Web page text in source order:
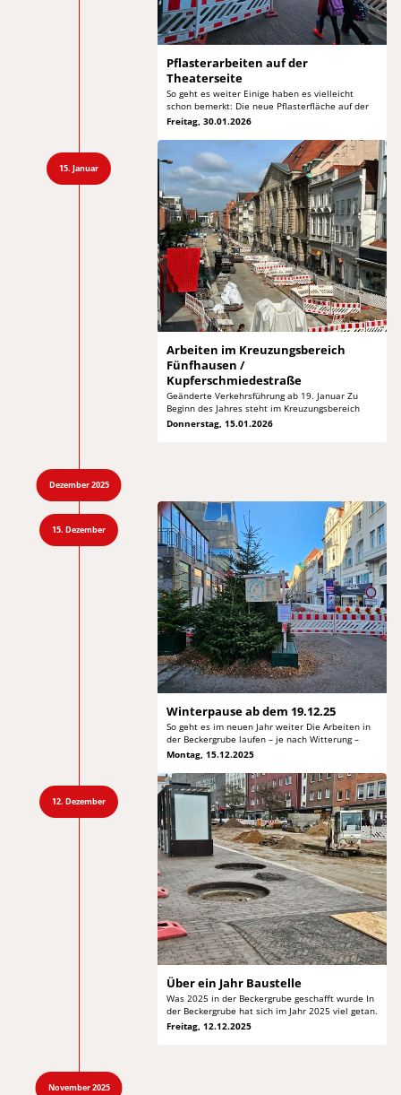
Pflasterarbeiten aufder
Theaterseite
So geht es weiter Einige haben es vielleicht
schon bemerkt: Die neue Pflasterfläche auf der
Freitag, 30.01.2026
15. Januar
Arbeiten im Kreuzungsbereich
Fünfhausen /
Kupferschmiedestraße
Geänderte Verkehrsführung ab 19. Januar Zu
Beginn des Jahres steht im Kreuzungsbereich
Donnerstag, 15.01.2026
Dezember 2025
15. Dezember
Winterpause abdem 19.12.25
So geht es im neuen Jahr weiter Die Arbeiten in
der Beckergrube laufen – je nach Witterung –
Montag, 15.12.2025
12. Dezember
Über ein Jahr Baustelle
Was 2025 in der Beckergrube geschafft wurde In
der Beckergrube hat sich im Jahr 2025 viel getan.
Freitag, 12.12.2025
November 2025